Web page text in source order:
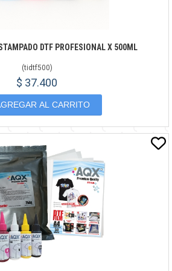
DTF PROFESIONAL X 500ML
(tidtf500)
$ 37.400
AL CARRITO